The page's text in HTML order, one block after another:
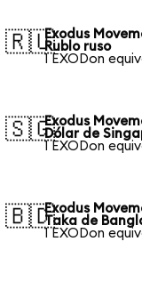
🇷🇺Exodus
Rublo ruso
1 EXODon
🇸🇬Exodus
Dólar de
1 EXODon
🇧🇩Exodus
Taka de
1 EXODon